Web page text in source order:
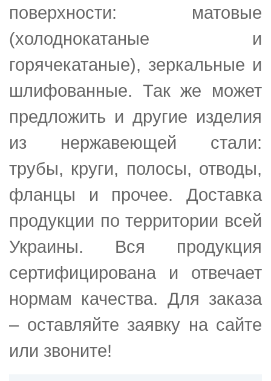
поверхности: матовые
(холоднокатаные и
горячекатаные), зеркальные и
шлифованные. Так же может
предложить и другие изделия
из нержавеющей стали:
трубы, круги, полосы, отводы,
фланцы и прочее. Доставка
продукции по территории всей
Украины. Вся продукция
сертифицирована и отвечает
нормам качества. Для заказа
– оставляйте заявку на сайте
или звоните!